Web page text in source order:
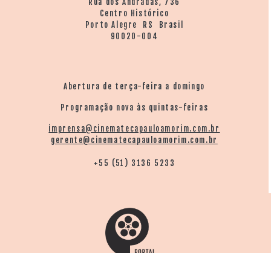
Centro Histórico
Porto Alegre RS Brasil
90020-004
Abertura de terça-feira a domingo
Programação nova às quintas-feiras
imprensa@cinematecapauloamorim.com.br
gerente@cinematecapauloamorim.com.br
+55 (51) 3136 5233